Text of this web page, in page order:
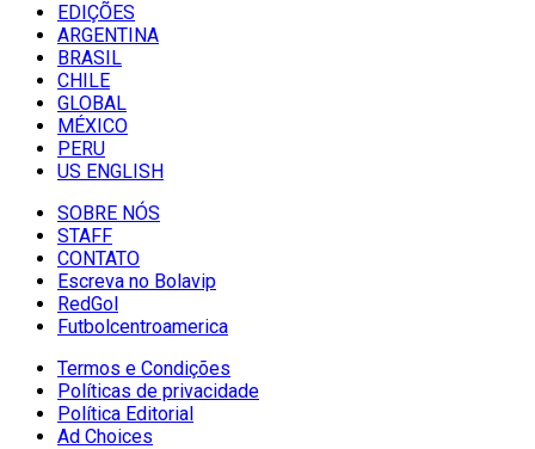
EDIÇÕES
ARGENTINA
BRASIL
CHILE
GLOBAL
MÉXICO
PERU
US ENGLISH
SOBRE NÓS
STAFF
CONTATO
Escreva no Bolavip
RedGol
Futbolcentroamerica
Termos e Condições
Políticas de privacidade
Política Editorial
Ad Choices